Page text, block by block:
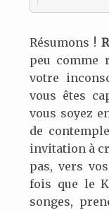
Résumons !
peu comme
votre
vous êtes
vous soyez
de
invitation à
pas, vers
fois que le
songes,